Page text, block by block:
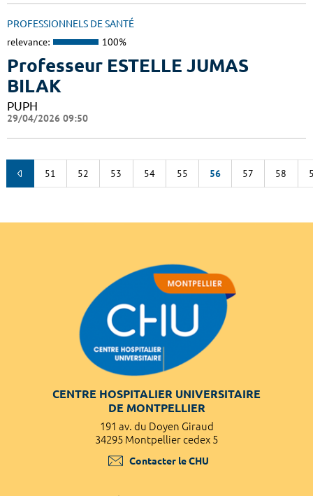
PROFESSIONNELS DE SANTÉ
relevance: 100%
Professeur ESTELLE JUMAS
BILAK
PUPH
29/04/2026 09:50
51 52 53 54 55 56 57 58
CENTRE HOSPITALIER UNIVERSITAIRE
DE MONTPELLIER
191 av. du Doyen Giraud
34295 Montpellier cedex 5
Contacter le CHU